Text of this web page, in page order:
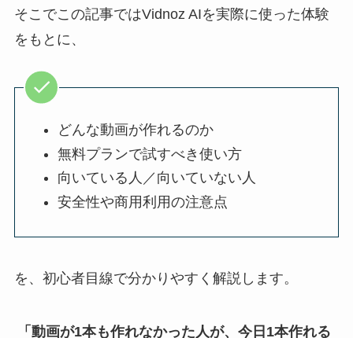
そこでこの記事ではVidnoz AIを実際に使った体験
をもとに、
どんな動画が作れるのか
無料プランで試すべき使い方
向いている人／向いていない人
安全性や商用利用の注意点
を、初心者目線で分かりやすく解説します。
「動画が1本も作れなかった人が、今日1本作れる